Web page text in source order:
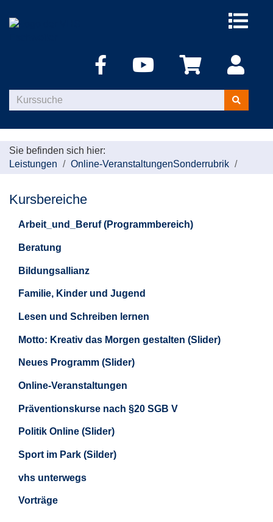
Menü
Kurse
suchen
Sie befinden sich hier:
Leistungen
Online-VeranstaltungenSonderrubrik
Kursbereiche
Arbeit_und_Beruf (Programmbereich)
Beratung
Bildungsallianz
Familie, Kinder und Jugend
Lesen und Schreiben lernen
Motto: Kreativ das Morgen gestalten (Slider)
Neues Programm (Slider)
Online-Veranstaltungen
Präventionskurse nach §20 SGB V
Politik Online (Slider)
Sport im Park (Silder)
vhs unterwegs
Vorträge